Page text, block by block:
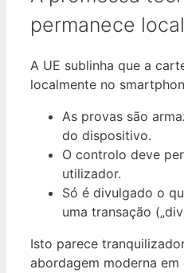
permanece
A UE sublinha que a
localmente no
As provas são
do dispositivo.
O controlo deve
utilizador.
Só é divulgado o
uma transação
Isto parece
abordagem moderna em